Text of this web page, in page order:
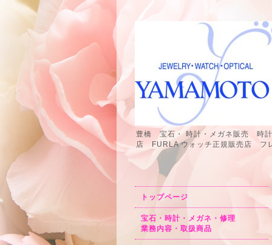
豊橋 宝石・ 時計・メガネ販売 時
店 FURLA ウォッチ正規販売店
トップページ
宝石・時計・メガネ・修理
業務内容・取扱商品